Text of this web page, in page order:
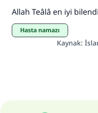
Allah Teâlâ en iyi
Hasta namazı
Kaynak: